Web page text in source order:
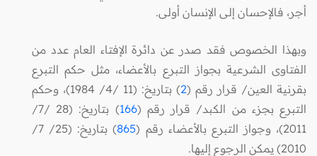
أجر، فالإحسان إلى الإنسان أولى.
وبهذا الخصوص فقد صدر عن دائرة الإفتاء العام عدد من
الفتاوى الشرعية بجواز التبرع بالأعضاء، مثل حكم التبرع
بقرنية العين/ قرار رقم (2
) بتاريخ: (11 /4/ 1984)، وحكم
التبرع بجزء من الكبد/ قرار رقم (166
) بتاريخ: (28 /7/
2011)، وجواز التبرع بالأعضاء رقم (
865
) بتاريخ: (25/ 7/
2010) يمكن الرجوع إليها.